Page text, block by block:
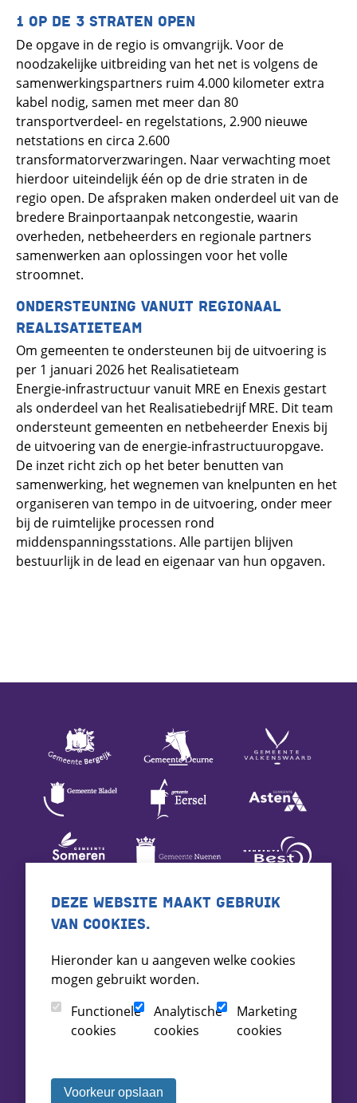
1 OP DE 3 STRATEN OPEN
De opgave in de regio is omvangrijk. Voor de
noodzakelijke uitbreiding van het net is volgens de
samenwerkingspartners ruim 4.000 kilometer extra
kabel nodig, samen met meer dan 80
transportverdeel- en regelstations, 2.900 nieuwe
netstations en circa 2.600
transformatorverzwaringen. Naar verwachting moet
hierdoor uiteindelijk één op de drie straten in de
regio open. De afspraken maken onderdeel uit van de
bredere Brainportaanpak netcongestie, waarin
overheden, netbeheerders en regionale partners
samenwerken aan oplossingen voor het volle
stroomnet.
ONDERSTEUNING VANUIT REGIONAAL
REALISATIETEAM
Om gemeenten te ondersteunen bij de uitvoering is
per 1 januari 2026 het Realisatieteam
Energie‑infrastructuur vanuit MRE en Enexis gestart
als onderdeel van het Realisatiebedrijf MRE. Dit team
ondersteunt gemeenten en netbeheerder Enexis bij
de uitvoering van de energie-infrastructuuropgave.
De inzet richt zich op het beter benutten van
samenwerking, het wegnemen van knelpunten en het
organiseren van tempo in de uitvoering, onder meer
bij de ruimtelijke processen rond
middenspanningsstations. Alle partijen blijven
bestuurlijk in de lead en eigenaar van hun opgaven.
DEZE WEBSITE MAAKT GEBRUIK
VAN COOKIES.
Hieronder kan u aangeven welke cookies
mogen gebruikt worden.
Functionele
cookies
Analytische
cookies
Marketing
cookies
Voorkeur opslaan